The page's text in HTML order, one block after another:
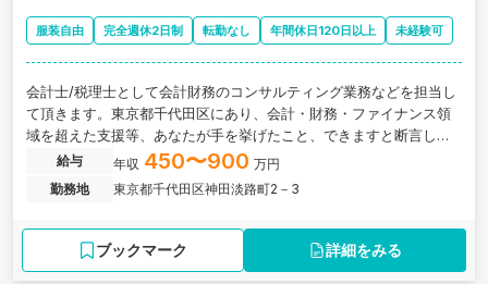
服装自由 完全週休2日制 転勤なし 年間休日120日以上 未経験可
会計士/税理士として会計財務のコンサルティング業務などを担当し
て頂きます。東京都千代田区にあり、会計・財務・ファイナンス領
域を超えた支援等、あなたが手を挙げたこと、できますと断言した
ことに惜しみないサポートを約束する税理士法人の求人です。
給与 年収 450〜900 万円
勤務地
東京都千代田区神田淡路町2－3
ブックマーク 詳細をみる